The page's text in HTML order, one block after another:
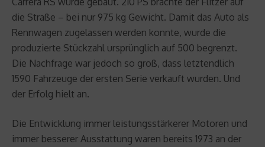
die Straße – bei nur 975 kg Gewicht. Damit das Auto als
Rennwagen zugelassen werden konnte, wurde die
produzierte Stückzahl ursprünglich auf 500 begrenzt.
Die Nachfrage war jedoch so groß, dass letztendlich
1590 Fahrzeuge der ersten Serie verkauft wurden. Und
der Erfolg hielt an.
Die Entwicklung immer leistungsstärkerer Motoren und
immer besserer Ausstattung waren bereits 1973 an der